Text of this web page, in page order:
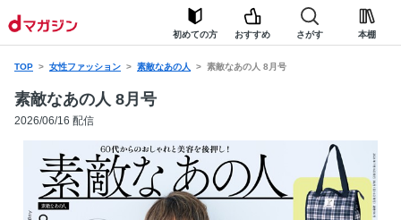
初めての方 おすすめ さがす 本棚
TOP 女性ファッション 素敵なあの人 素敵なあの人 8月号
素敵なあの人 8月号
2026/06/16 配信